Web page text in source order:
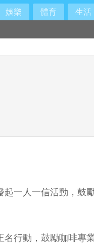
娛樂 體育 生活
一人一信活動，鼓
行動，鼓勵咖啡專